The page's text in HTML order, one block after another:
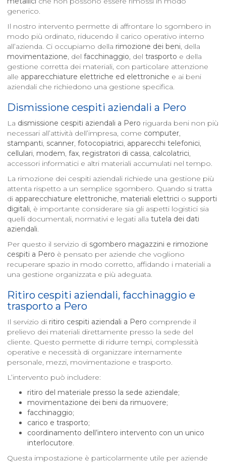
generico.
Il nostro intervento permette di affrontare lo sgombero in
modo più ordinato, riducendo il carico operativo interno
all’azienda. Ci occupiamo della rimozione dei beni, della
movimentazione, del facchinaggio, del trasporto e della
gestione corretta dei materiali, con particolare attenzione
alle apparecchiature elettriche ed elettroniche e ai beni
aziendali che richiedono una gestione specifica.
Dismissione cespiti aziendali a Pero
La dismissione cespiti aziendali a Pero riguarda beni non più
necessari all’attività dell’impresa, come computer,
stampanti, scanner, fotocopiatrici, apparecchi telefonici,
cellulari, modem, fax, registratori di cassa, calcolatrici,
accessori informatici e altri materiali accumulati nel tempo.
La rimozione dei cespiti aziendali richiede una gestione più
attenta rispetto a un semplice sgombero. Quando si tratta
di apparecchiature elettroniche, materiali elettrici o supporti
digitali, è importante considerare sia gli aspetti logistici sia
quelli documentali, normativi e legati alla tutela dei dati
aziendali.
Per questo il servizio di sgombero magazzini e rimozione
cespiti a Pero è pensato per aziende che vogliono
recuperare spazio in modo corretto, affidando i materiali a
una gestione organizzata e più adeguata.
Ritiro cespiti aziendali, facchinaggio e
trasporto a Pero
Il servizio di ritiro cespiti aziendali a Pero comprende il
prelievo dei materiali direttamente presso la sede del
cliente. Questo permette di ridurre tempi, complessità
operative e necessità di organizzare internamente
personale, mezzi, movimentazione e trasporto.
L’intervento può includere:
ritiro del materiale presso la sede aziendale;
movimentazione dei beni da rimuovere;
facchinaggio;
carico e trasporto;
coordinamento dell’intero intervento con un unico
interlocutore.
Questa impostazione è particolarmente utile per aziende